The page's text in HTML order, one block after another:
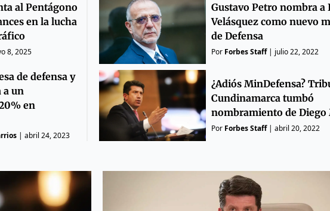
al Pentágono
en la lucha
8, 2025
de defensa y
a un
en
| abril 24, 2023
Gustavo Petro nombra a
Velásquez como nuevo
de Defensa
Por Forbes Staff| julio 22, 2022
¿Adiós MinDefensa?
Cundinamarca tumbó
nombramiento de Diego
Por Forbes Staff| abril 20, 2022